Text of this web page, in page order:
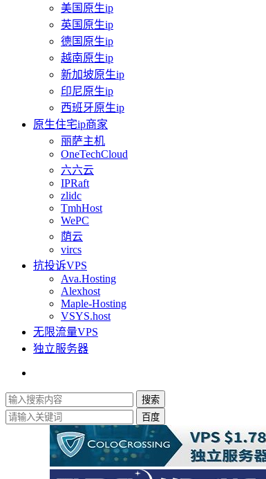
美国原生ip
英国原生ip
德国原生ip
越南原生ip
新加坡原生ip
印尼原生ip
西班牙原生ip
原生住宅ip商家
丽萨主机
OneTechCloud
六六云
IPRaft
zlidc
TmhHost
WePC
荫云
vircs
抗投诉VPS
Ava.Hosting
Alexhost
Maple-Hosting
VSYS.host
无限流量VPS
独立服务器